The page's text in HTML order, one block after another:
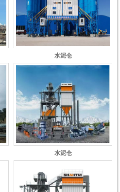
水泥仓
水泥仓